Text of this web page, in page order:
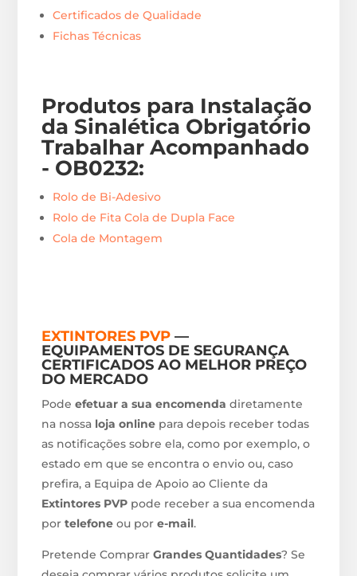
Certificados de Qualidade
Fichas Técnicas
Produtos para Instalação
da Sinalética Obrigatório
Trabalhar Acompanhado
- OB0232:
Rolo de Bi-Adesivo
Rolo de Fita Cola de Dupla Face
Cola de Montagem
EXTINTORES PVP —
EQUIPAMENTOS DE SEGURANÇA
CERTIFICADOS AO MELHOR PREÇO
DO MERCADO
Podeefetuar a sua encomenda diretamente
na nossa loja online para depois receber todas
as notificações sobre ela, como por exemplo, o
estado em que se encontra o envio ou, caso
prefira, a Equipa de Apoio ao Cliente da
Extintores PVP pode receber a sua encomenda
portelefone ou pore-mail.
Pretende ComprarGrandes Quantidades? Se